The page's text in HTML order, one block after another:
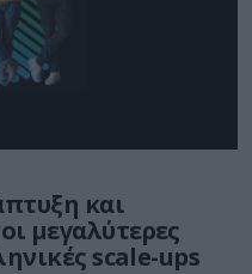
και
μεγαλύτερες
scale-ups